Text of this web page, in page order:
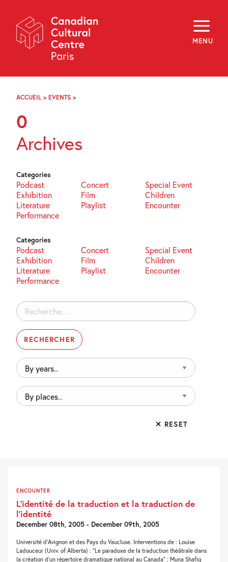
Navigation
MENU
About
Programming
Off-Site
Explore
Archives
FR
ACCUEIL > EVENTS >
0
Archives
Categories
Podcast Concert
Special Event
Exhibition
Film
Children
Literature
Playlist
Encounter
Performance
Categories
Podcast Concert
Special Event
Exhibition
Film
Children
Literature
Playlist
Encounter
Performance
Rechercher :
By
years..
By
places..
✕ RESET
ENCOUNTER
L’identité de la traduction et la traduction de
l’identité
December 08th, 2005 - December 09th, 2005
Université d’Avignon et des Pays du Vaucluse. Interventions de : Louise
Ladouceur (Univ. of Alberta) : “Le paradoxe de la traduction théâtrale dans
la création d’un répertoire dramatique national au Canada” ; Muna Shafiq